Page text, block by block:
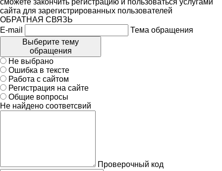
сайта для зарегистрированных пользователей
ОБРАТНАЯ СВЯЗЬ
E-mail
Тема обращения
Выберите тему
обращения
Не выбрано
Ошибка в тексте
Работа с сайтом
Регистрация на сайте
Общие вопросы
Не найдено соответсвий
Проверочный код